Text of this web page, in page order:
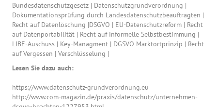
Bundesdatenschutzgesetz | Datenschutzgrundverordnung |
Dokumentationsprüfung durch Landesdatenschutzbeauftragten |
Recht auf Datenlöschung |DSGVO | EU-Datenschutzreform | Recht
auf Datenportabilität | Recht auf informelle Selbstbestimmung |
LIBE-Auschuss | Key-Managment | DGSVO Marktortprinzip | Recht
auf Vergessen | Verschlüsselung |
Lesen Sie dazu auch:
https://www.datenschutz-grundverordnung.eu
http://www.com-magazin.de/praxis/datenschutz/unternehmen-